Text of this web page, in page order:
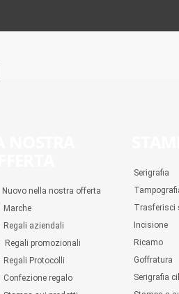
Nuovo nella nostra offerta
Marche
Regali aziendali
Regali promozionali
Regali Protocolli
Confezione regalo
Serigrafia
Trasferisci
Incisione
Ricamo
Goffratura
Serigrafia